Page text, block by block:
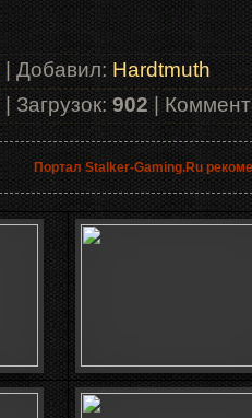
|Добавил:Hardtmuth
|Загрузок: 902|
Портал Stalker-Gaming.Ru